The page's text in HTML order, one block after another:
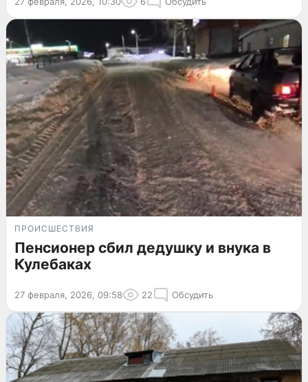
ПРОИСШЕСТВИЯ
Пенсионер сбил дедушку и внука в
Кулебаках
27 февраля, 2026, 09:58 22 Обсудить